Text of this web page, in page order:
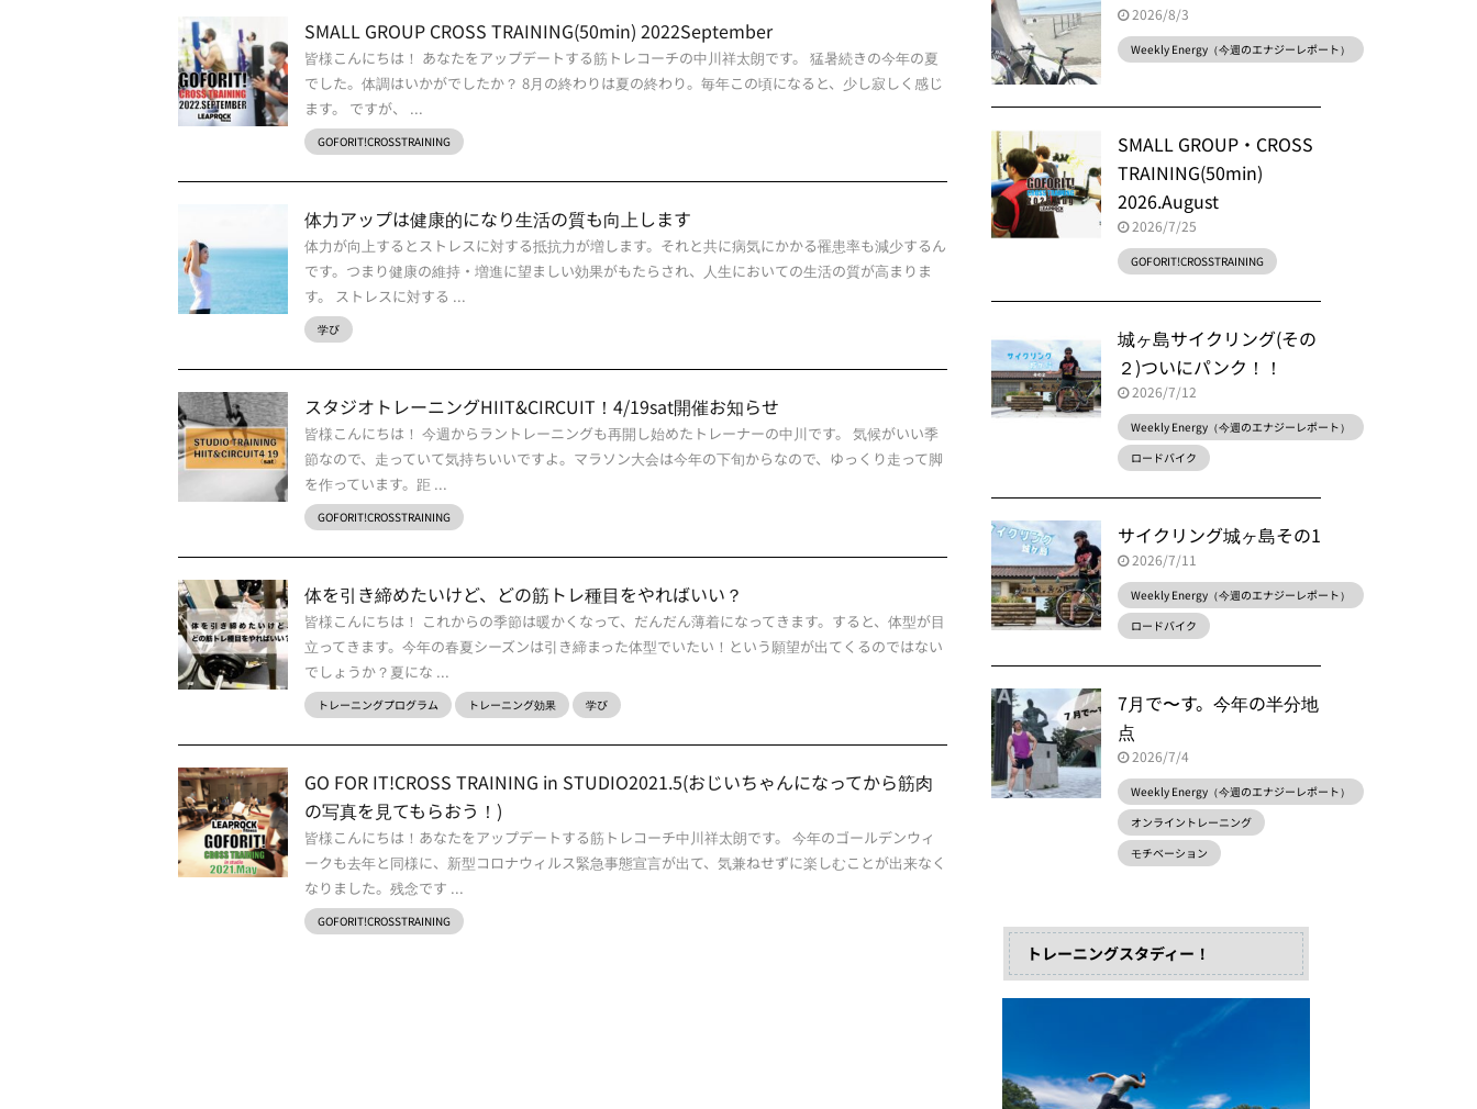
SMALL GROUP CROSS TRAINING(50min) 2022September
皆様こんにちは！ あなたをアップデートする筋トレコーチの中川祥太朗です。 猛暑続きの今年の夏
でした。体調はいかがでしたか？ 8月の終わりは夏の終わり。毎年この頃になると、少し寂しく感じ
ます。 ですが、 ...
GOFORIT!CROSSTRAINING
体力アップは健康的になり生活の質も向上します
体力が向上するとストレスに対する抵抗力が増します。それと共に病気にかかる罹患率も減少するん
です。つまり健康の維持・増進に望ましい効果がもたらされ、人生においての生活の質が高まりま
す。 ストレスに対する ...
学び
スタジオトレーニングHIIT&CIRCUIT！4/19sat開催お知らせ
皆様こんにちは！ 今週からラントレーニングも再開し始めたトレーナーの中川です。 気候がいい季
節なので、走っていて気持ちいいですよ。マラソン大会は今年の下旬からなので、ゆっくり走って脚
を作っています。距 ...
GOFORIT!CROSSTRAINING
体を引き締めたいけど、どの筋トレ種目をやればいい？
皆様こんにちは！ これからの季節は暖かくなって、だんだん薄着になってきます。すると、体型が目
立ってきます。今年の春夏シーズンは引き締まった体型でいたい！という願望が出てくるのではない
でしょうか？夏にな ...
トレーニングプログラム トレーニング効果 学び
GO FOR IT!CROSS TRAINING in STUDIO2021.5(おじいちゃんになってから筋肉
の写真を見てもらおう！)
皆様こんにちは！あなたをアップデートする筋トレコーチ中川祥太朗です。 今年のゴールデンウィ
ークも去年と同様に、新型コロナウィルス緊急事態宣言が出て、気兼ねせずに楽しむことが出来なく
なりました。残念です ...
GOFORIT!CROSSTRAINING
2026/8/3
Weekly Energy（今週のエナジーレポート）
SMALL GROUP・CROSS
TRAINING(50min)
2026.August
2026/7/25
GOFORIT!CROSSTRAINING
城ヶ島サイクリング(その
２)ついにパンク！！
2026/7/12
Weekly Energy（今週のエナジーレポート）
ロードバイク
サイクリング城ヶ島その1
2026/7/11
Weekly Energy（今週のエナジーレポート）
ロードバイク
7月で〜す。今年の半分地
点
2026/7/4
Weekly Energy（今週のエナジーレポート）
オンライントレーニング
モチベーション
トレーニングスタディー！